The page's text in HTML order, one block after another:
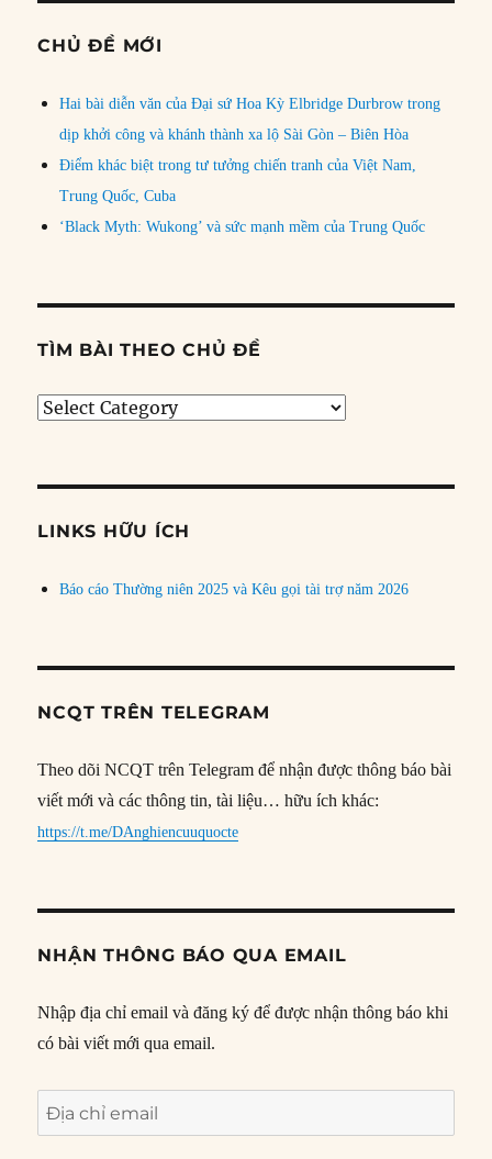
CHỦ ĐỀ MỚI
Hai bài diễn văn của Đại sứ Hoa Kỳ Elbridge Durbrow trong
dịp khởi công và khánh thành xa lộ Sài Gòn – Biên Hòa
Điểm khác biệt trong tư tưởng chiến tranh của Việt Nam,
Trung Quốc, Cuba
‘Black Myth: Wukong’ và sức mạnh mềm của Trung Quốc
TÌM BÀI THEO CHỦ ĐỀ
Tìm
đề
LINKS HỮU ÍCH
Báo cáo Thường niên 2025 và Kêu gọi tài trợ năm 2026
NCQT TRÊN TELEGRAM
Theo dõi NCQT trên Telegram để nhận được thông báo bài
viết mới và các thông tin, tài liệu… hữu ích khác:
https://t.me/DAnghiencuuquocte
NHẬN THÔNG BÁO QUA EMAIL
Nhập địa chỉ email và đăng ký để được nhận thông báo khi
có bài viết mới qua email.
Địa
chỉ